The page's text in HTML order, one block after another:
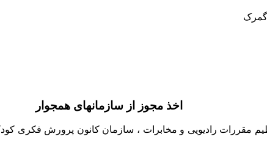
گمرک
اخذ مجوز از سازمانهای همجوار
مقررات رادیویی و مخابرات ، سازمان کانون پرورش فکری